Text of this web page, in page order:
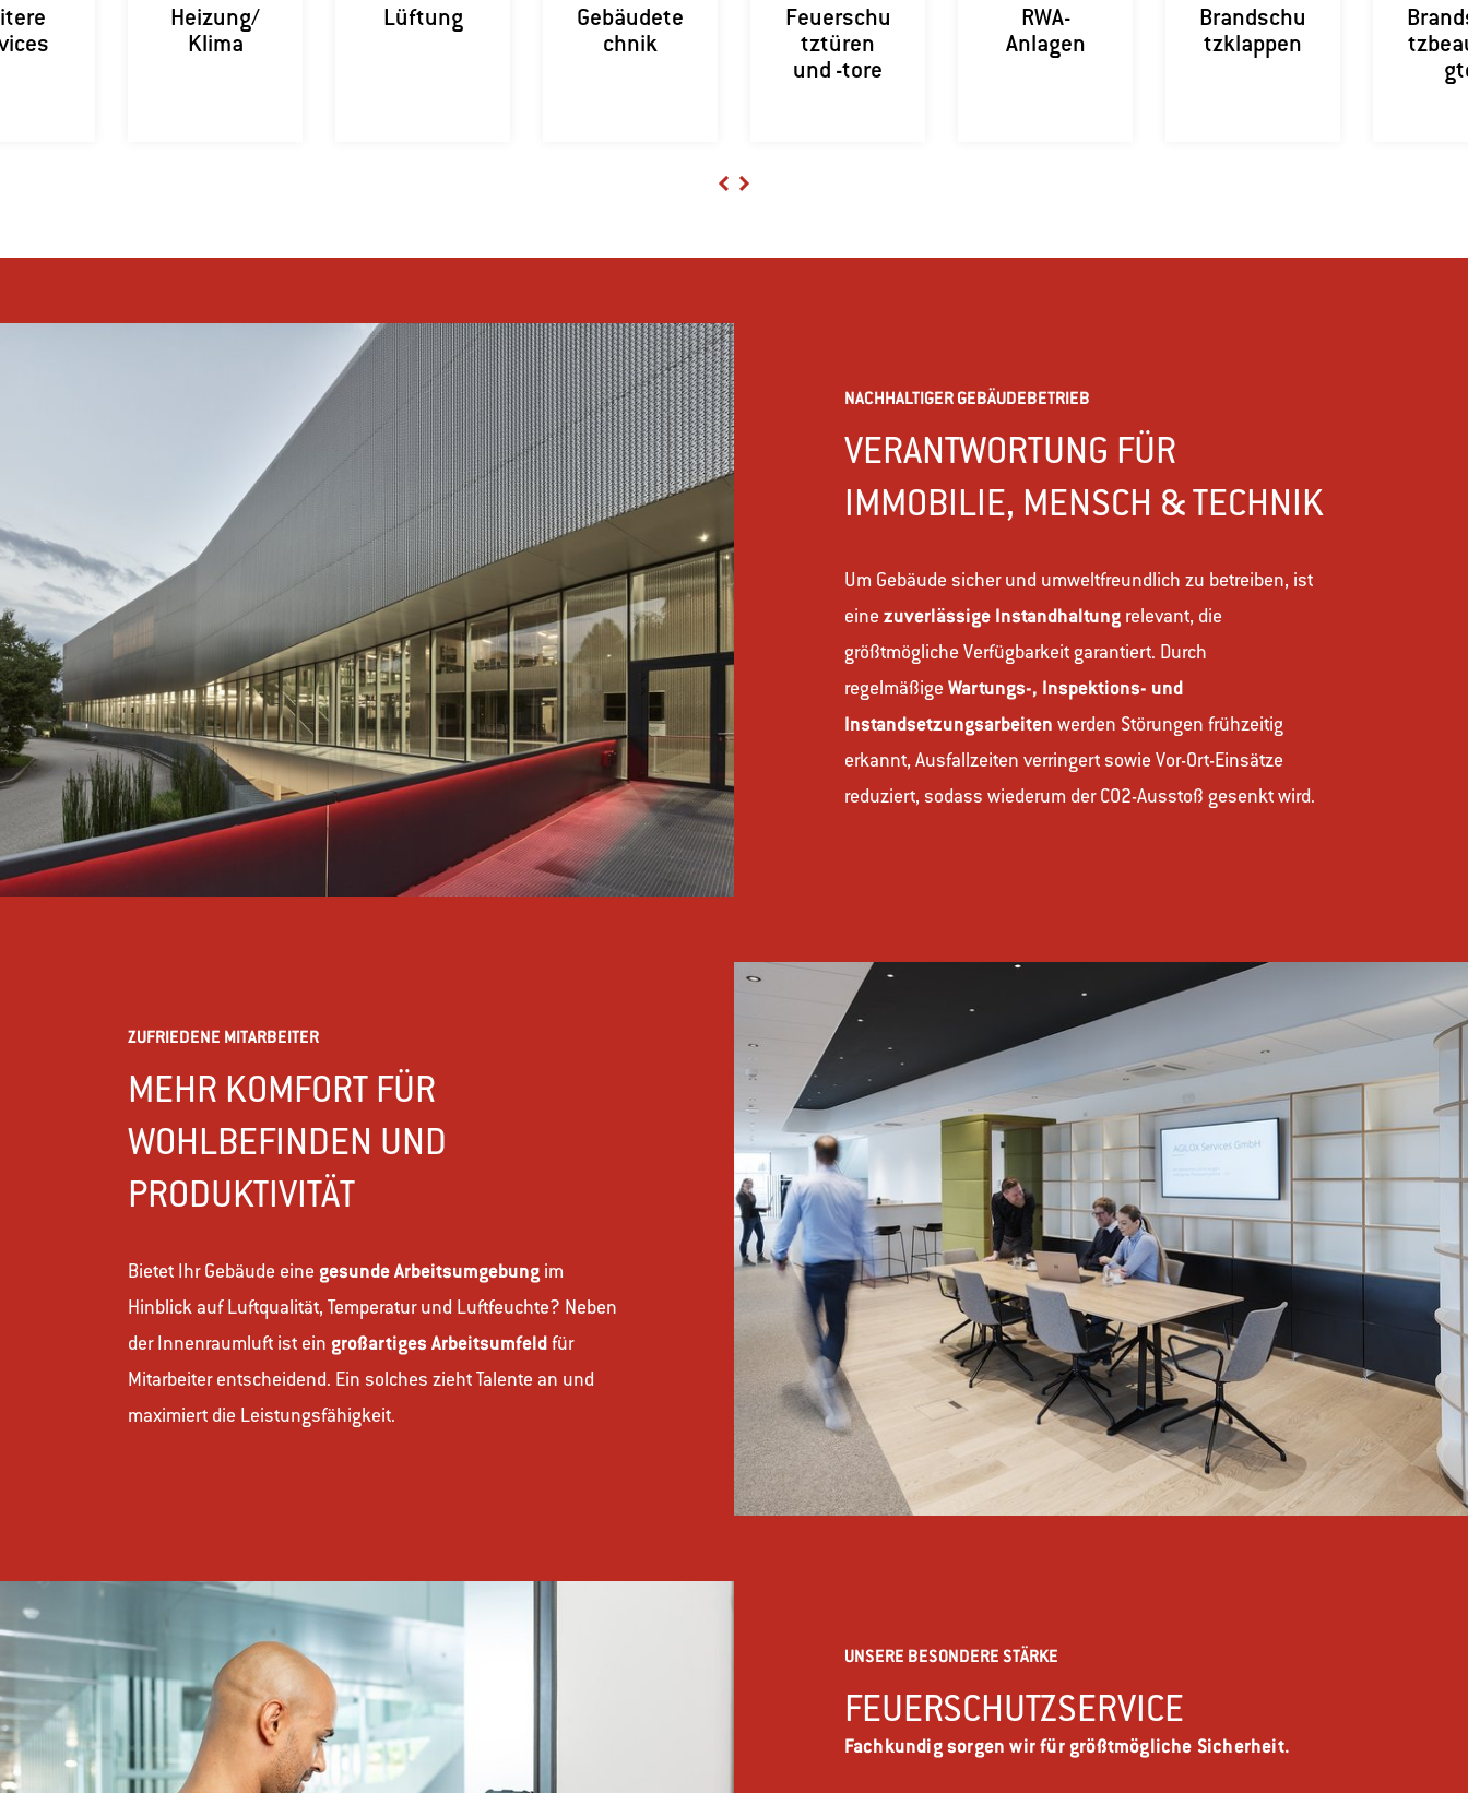
Heizung/
Klima
Lüftung
Gebäudete
chnik
Feuerschu
tztüren
und -tore
RWA-
Anlagen
Brandschu
tzklappen
Previous
Next
NACHHALTIGER GEBÄUDEBETRIEB
VERANTWORTUNG FÜR
IMMOBILIE, MENSCH & TECHNIK
Um Gebäude sicher und umweltfreundlich zu betreiben, ist
eine zuverlässige Instandhaltungrelevant, die
größtmögliche Verfügbarkeit garantiert. Durch
regelmäßige Wartungs-, Inspektions- und
Instandsetzungsarbeiten werden Störungen frühzeitig
erkannt, Ausfallzeiten verringert sowie Vor-Ort-Einsätze
reduziert, sodass wiederum der CO2-Ausstoß gesenkt wird.
ZUFRIEDENE MITARBEITER
MEHR KOMFORT FÜR
WOHLBEFINDEN UND
PRODUKTIVITÄT
Bietet Ihr Gebäude eine gesunde Arbeitsumgebung im
Hinblick auf Luftqualität, Temperatur und Luftfeuchte? Neben
der Innenraumluft ist ein großartiges Arbeitsumfeldfür
Mitarbeiter entscheidend. Ein solches zieht Talente an und
maximiert die Leistungsfähigkeit.
UNSERE BESONDERE STÄRKE
FEUERSCHUTZSERVICE
Fachkundig sorgen wir für größtmögliche Sicherheit.